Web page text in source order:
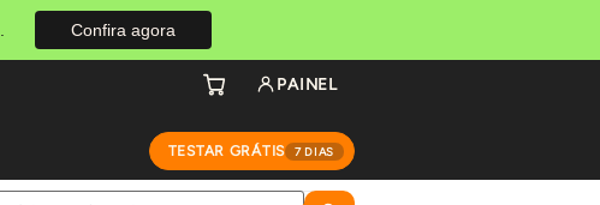
Confira agora
TESTAR GRÁTIS 7 DIAS
PAINEL